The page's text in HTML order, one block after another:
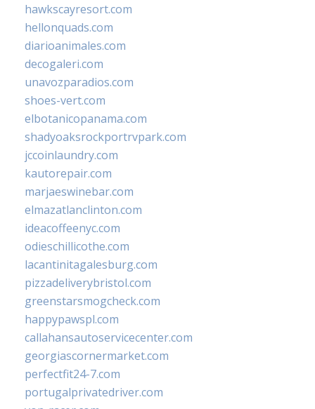
hawkscayresort.com
hellonquads.com
diarioanimales.com
decogaleri.com
unavozparadios.com
shoes-vert.com
elbotanicopanama.com
shadyoaksrockportrvpark.com
jccoinlaundry.com
kautorepair.com
marjaeswinebar.com
elmazatlanclinton.com
ideacoffeenyc.com
odieschillicothe.com
lacantinitagalesburg.com
pizzadeliverybristol.com
greenstarsmogcheck.com
happypawspl.com
callahansautoservicecenter.com
georgiascornermarket.com
perfectfit24-7.com
portugalprivatedriver.com